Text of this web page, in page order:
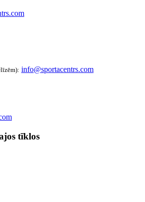
info@sportacentrs.com
tīklos